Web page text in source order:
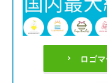
ロゴ